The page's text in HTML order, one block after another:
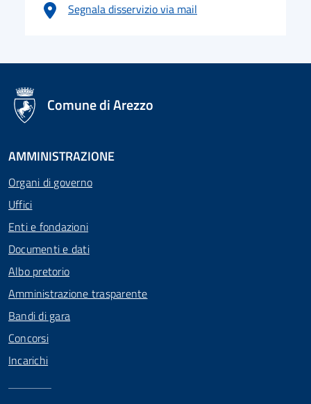
Segnala disservizio via mail
logo Unione Europea
Comune di Arezzo
AMMINISTRAZIONE
Organi di governo
Uffici
Enti e fondazioni
Documenti e dati
Albo pretorio
Amministrazione trasparente
Bandi di gara
Concorsi
Incarichi